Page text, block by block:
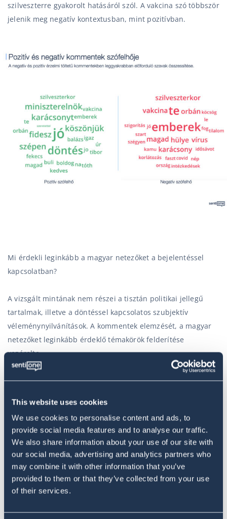
This website uses cookies
We use cookies to personalise content and ads, to
provide social media features and to analyse our traffic.
We also share information about your use of our site with
our social media, advertising and analytics partners who
may combine it with other information that you’ve
provided to them or that they’ve collected from your use
of their services.
szilveszterre gyakorolt hatásáról szól. A vakcina szó többször
jelenik meg negatív kontextusban, mint pozitívban.
Mi érdekli leginkább a magyar netezőket a bejelentéssel
kapcsolatban?
A vizsgált mintának nem részei a tisztán politikai jellegű
tartalmak, illetve a döntéssel kapcsolatos szubjektív
véleménynyilvánítások. A kommentek elemzését, a magyar
netezőket leginkább érdeklő témakörök felderítése
vezérelte.